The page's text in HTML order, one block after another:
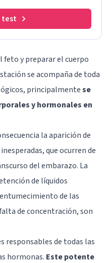
test
feto y preparar el cuerpo
se acompaña de toda
principalmentese
y hormonales en
la aparición de
que ocurren de
del embarazo. La
de líquidos
de las
de concentración, son
responsables de todas las
hormonas. Este potente